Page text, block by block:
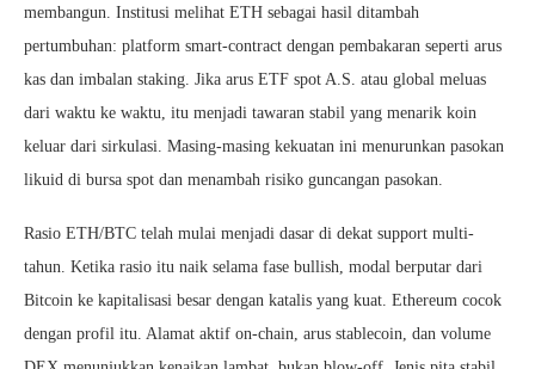
membangun. Institusi melihat ETH sebagai hasil ditambah
pertumbuhan: platform smart-contract dengan pembakaran seperti arus
kas dan imbalan staking. Jika arus ETF spot A.S. atau global meluas
dari waktu ke waktu, itu menjadi tawaran stabil yang menarik koin
keluar dari sirkulasi. Masing-masing kekuatan ini menurunkan pasokan
likuid di bursa spot dan menambah risiko guncangan pasokan.
Rasio ETH/BTC telah mulai menjadi dasar di dekat support multi-
tahun. Ketika rasio itu naik selama fase bullish, modal berputar dari
Bitcoin ke kapitalisasi besar dengan katalis yang kuat. Ethereum cocok
dengan profil itu. Alamat aktif on-chain, arus stablecoin, dan volume